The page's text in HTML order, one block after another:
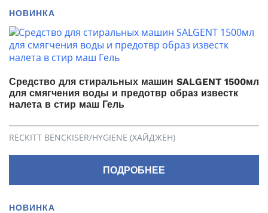
НОВИНКА
Средство для стиральных машин SALGENT 1500мл
для смягчения воды и предотвр образ известк
налета в стир маш Гель
RECKITT BENCKISER/HYGIENE (ХАЙДЖЕН)
ПОДРОБНЕЕ
НОВИНКА